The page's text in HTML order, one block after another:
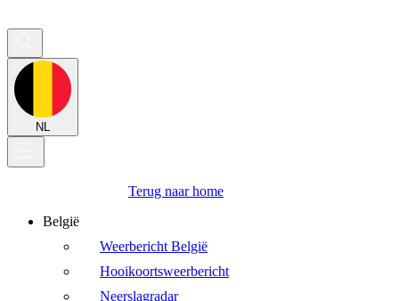
NL
Terug naar home
België
Weerbericht België
Hooikoortsweerbericht
Neerslagradar